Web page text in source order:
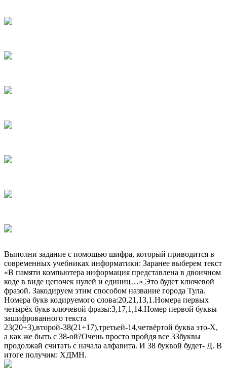
Выполни задание с помощью шифра, который приводится в
современных учебниках информатики: Заранее выберем текст
«В памяти компьютера информация представлена в двоичном
коде в виде цепочек нулей и единиц…» Это будет ключевой
фразой. Закодируем этим способом название города Тула.
Номера букв кодируемого слова:20,21,13,1.Номера первых
четырёх букв ключевой фразы:3,17,1,14.Номер первой буквы
зашифрованного текста
23(20+3),второй-38(21+17),третьей-14,четвёртой буква это-Х,
а как же быть с 38-ой?Очень просто пройдя все 33буквы
продолжай считать с начала алфавита. И 38 буквой будет- Д. В
итоге получим: ХДМН.